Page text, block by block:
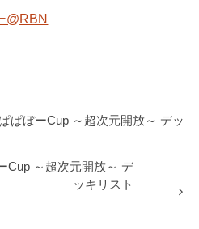
@RBN
ぱぼーCup ～超次元開放～ デッ
Cup ～超次元開放～ デ
ッキリスト